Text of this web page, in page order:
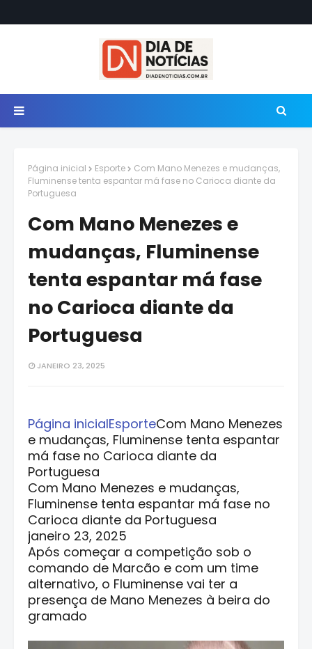
Página inicial Esporte
Com Mano Menezes e mudanças,
Fluminense tenta espantar má fase no Carioca diante da
Portuguesa
Com Mano Menezes e
mudanças, Fluminense
tenta espantar má fase
no Carioca diante da
Portuguesa
JANEIRO 23, 2025
Página inicialEsporteCom Mano Menezes
e mudanças, Fluminense tenta espantar
má fase no Carioca diante da
Portuguesa
Com Mano Menezes e mudanças,
Fluminense tenta espantar má fase no
Carioca diante da Portuguesa
janeiro 23, 2025
Após começar a competição sob o
comando de Marcão e com um time
alternativo, o Fluminense vai ter a
presença de Mano Menezes à beira do
gramado